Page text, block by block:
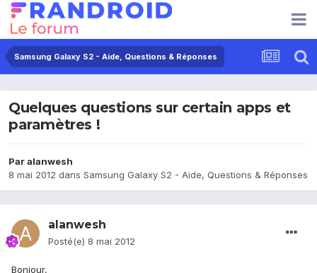
Samsung Galaxy S2 - Aide, Questions & Réponses
Quelques questions sur certain apps et
paramètres !
Paralanwesh
8 mai 2012 dans Samsung Galaxy S2 - Aide, Questions & Réponses
alanwesh
Posté(e) 8 mai 2012
Bonjour,